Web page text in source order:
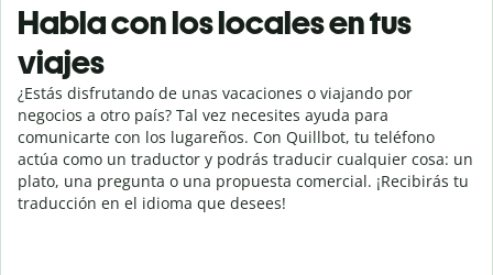
Habla con los locales en tus
viajes
¿Estás disfrutando de unas vacaciones o viajando por
negocios a otro país? Tal vez necesites ayuda para
comunicarte con los lugareños. Con Quillbot, tu teléfono
actúa como un traductor y podrás traducir cualquier cosa: un
plato, una pregunta o una propuesta comercial. ¡Recibirás tu
traducción en el idioma que desees!